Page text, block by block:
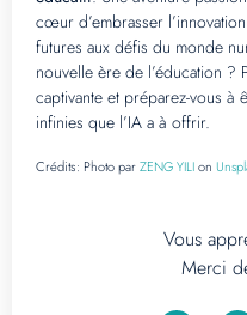
cœur d’embrasser
futures aux défis du monde
nouvelle ère de l’éducation ?
captivante et préparez-vous à
infinies que l’IA a à offrir.
Crédits: Photo parZENG YILIon
Vous
Merci